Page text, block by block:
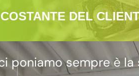
DEL
poniamo sempre è